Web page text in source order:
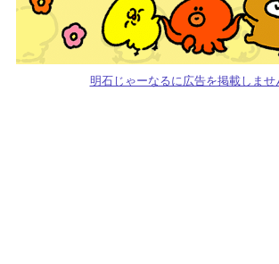
明石じゃーなるに広告を掲載しませ